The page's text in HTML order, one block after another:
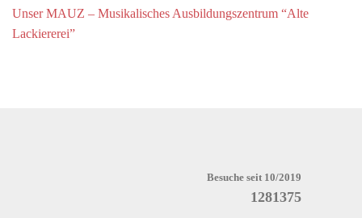
Unser MAUZ – Musikalisches Ausbildungszentrum “Alte
Lackiererei”
Besuche seit 10/2019
1281375